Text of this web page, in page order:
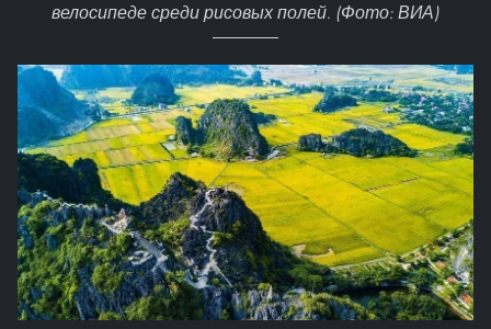
велосипеде среди рисовых полей. (Фото: ВИА)